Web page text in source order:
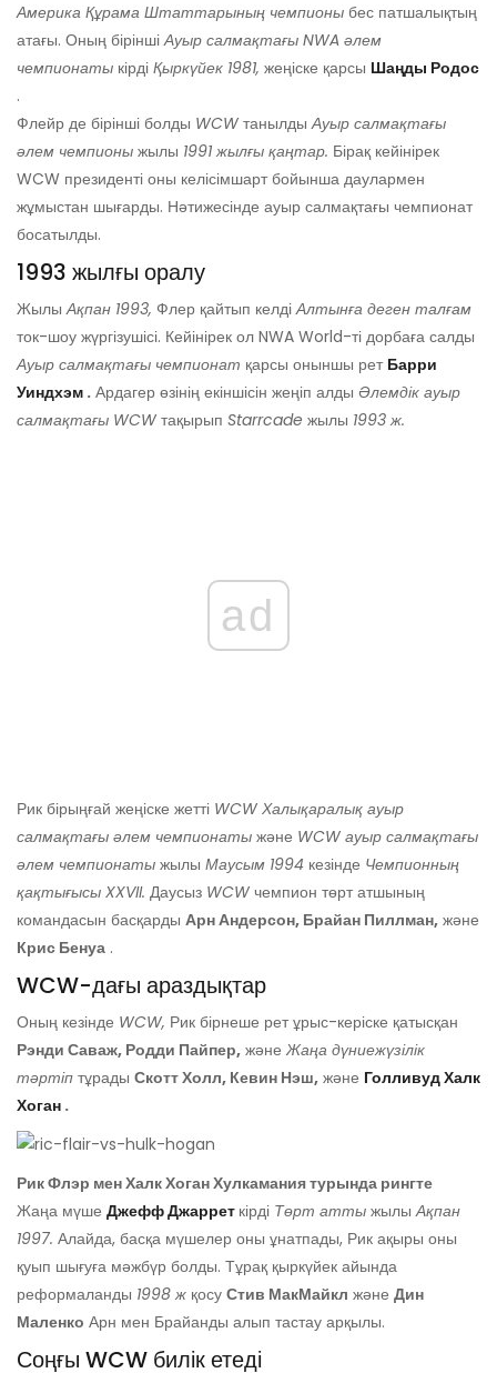
Америка Құрама Штаттарының чемпионы бес патшалықтың
атағы. Оның біріншіАуыр салмақтағы NWA әлем
чемпионаты кірді Қыркүйек 1981, жеңіске қарсы Шаңды Родос
.
Флейр де бірінші болды WCW танылдыАуыр салмақтағы
әлем чемпионы жылы 1991 жылғы қаңтар. Бірақ кейінірек
WCW президенті оны келісімшарт бойынша даулармен
жұмыстан шығарды. Нәтижесінде ауыр салмақтағы чемпионат
босатылды.
1993 жылғы оралу
ЖылыАқпан 1993, Флер қайтып келдіАлтынға деген талғам
ток-шоу жүргізушісі. Кейінірек ол NWA World-ті дорбаға салды
Ауыр салмақтағы чемпионат қарсы оныншы рет Барри
Уиндхэм . Ардагер өзінің екіншісін жеңіп алды Әлемдік ауыр
салмақтағы WCW тақырып Starrcade жылы 1993 ж.
ad
Рик бірыңғай жеңіске жетті WCW Халықаралық ауыр
салмақтағы әлем чемпионаты және WCW ауыр салмақтағы
әлем чемпионаты жылы Маусым 1994 кезінде Чемпионның
қақтығысы XXVII. Даусыз WCW чемпион төрт атшының
командасын басқарды Арн Андерсон, Брайан Пиллман, және
Крис Бенуа .
WCW-дағы араздықтар
Оның кезінде WCW, Рик бірнеше рет ұрыс-керіске қатысқан
Рэнди Саваж, Родди Пайпер, жәнеЖаңа дүниежүзілік
тәртіп тұрады Скотт Холл, Кевин Нэш, және Голливуд Халк
Хоган .
Рик Флэр мен Халк Хоган Хулкамания турында рингте
Жаңа мүше Джефф Джаррет кірді Төрт атты жылыАқпан
1997. Алайда, басқа мүшелер оны ұнатпады, Рик ақыры оны
қуып шығуға мәжбүр болды. Тұрақ қыркүйек айында
реформаланды 1998 ж қосу Стив МакМайкл және Дин
Маленко Арн мен Брайанды алып тастау арқылы.
Соңғы WCW билік етеді